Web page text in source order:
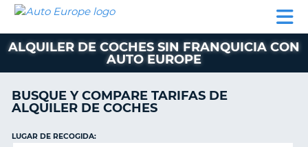
ALQUILER
COCHES
ALQUILER DE
AUTOCARAVANAS
AUTO
EUROPE
ALQUILER
COCHES
AUTOCARAVANAS
COLABORADORES
AYUDA
ALQUILER DE COCHES SIN FRANQUICIA CON
AUTO EUROPE
BUSQUE Y COMPARE TARIFAS DE
ALQUILER DE COCHES
LUGAR DE RECOGIDA: